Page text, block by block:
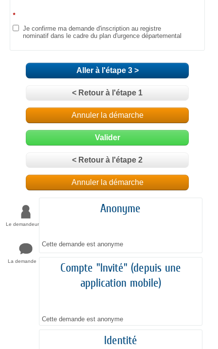
*
Je confirme ma demande d'inscription au registre
nominatif dans le cadre du plan d'urgence départemental
Aller à l'étape 3 >
< Retour à l'étape 1
Annuler la démarche
Valider
< Retour à l'étape 2
Annuler la démarche
Le demandeur
La demande
Anonyme
Cette demande est anonyme
Compte "Invité" (depuis une
application mobile)
Cette demande est anonyme
Identité